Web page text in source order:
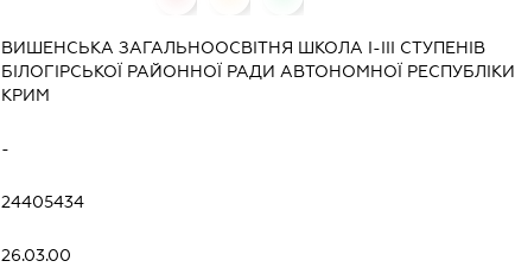
ВИШЕНСЬКА ЗАГАЛЬНООСВІТНЯ ШКОЛА I-III СТУПЕНІВ
БІЛОГІРСЬКОЇ РАЙОННОЇ РАДИ АВТОНОМНОЇ РЕСПУБЛІКИ
КРИМ
-
24405434
26.03.00